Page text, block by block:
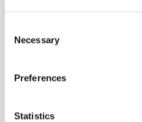
Selection
Necessary
Preferences
Statistics
Можно и лучше